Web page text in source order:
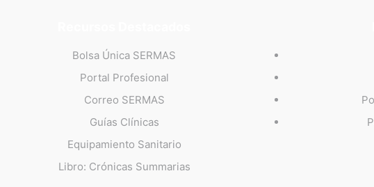
Bolsa Única SERMAS
Portal Profesional
Correo SERMAS
Guías Clínicas
Equipamiento Sanitario
Libro: Crónicas Summarias